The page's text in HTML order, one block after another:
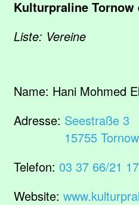
Kulturpraline Tornow
Liste: Vereine
Name: Hani Mohmed
Adresse: Seestraße 3
15755 Tornow
Telefon: 03 37 66/21
Website: